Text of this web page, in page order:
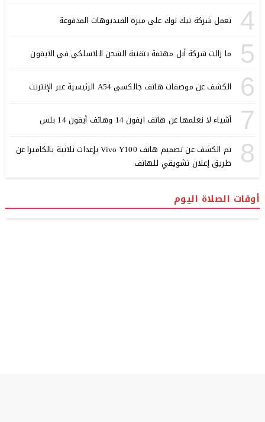
4 تعمل شركة تيك توك على ميزة الفيديوهات المدفوعة
5 ما زالت شركة أبل مهتمة بتقنية الشحن اللاسلكي في الايفون
6 الكشف عن موصفات هاتف جالكسي A54 الرئيسية عبر الإنترنت
7 أشياء لا نعلمها عن هاتف ايفون 14 وهاتف أيفون 14 بلس
8
تم الكشف عن تصميم هاتف Vivo Y100 بإعدات ثلاثية بالكاميرا عن
طريق إعلان تشويقي للهاتف
أوقات الصلاة اليوم